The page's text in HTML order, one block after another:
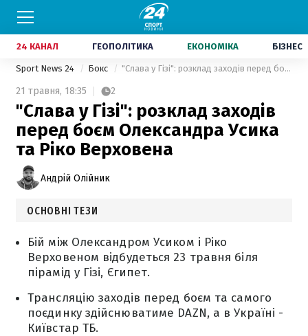
24 КАНАЛ ГЕОПОЛІТИКА ЕКОНОМІКА БІЗНЕС
Sport News 24 Бокс "Слава у Гізі": розклад заходів перед боєм Олександра Усика та Ріко Верховена
21 травня, 18:35 2
"Слава у Гізі": розклад заходів
перед боєм Олександра Усика
та Ріко Верховена
Андрій Олійник
ОСНОВНІ ТЕЗИ
Бій між Олександром Усиком і Ріко
Верховеном відбудеться 23 травня біля
пірамід у Гізі, Єгипет.
Трансляцію заходів перед боєм та самого
поєдинку здійснюватиме DAZN, а в Україні -
Київстар ТБ.